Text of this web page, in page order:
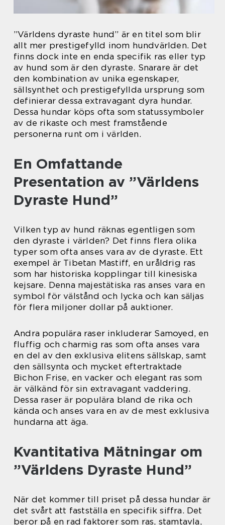
”Världens dyraste hund” är en titel som blir
allt mer prestigefylld inom hundvärlden. Det
finns dock inte en enda specifik ras eller typ
av hund som är den dyraste. Snarare är det
den kombination av unika egenskaper,
sällsynthet och prestigefyllda ursprung som
definierar dessa extravagant dyra hundar.
Dessa hundar köps ofta som statussymboler
av de rikaste och mest framstående
personerna runt om i världen.
En Omfattande
Presentation av ”Världens
Dyraste Hund”
Vilken typ av hund räknas egentligen som
den dyraste i världen? Det finns flera olika
typer som ofta anses vara av de dyraste. Ett
exempel är Tibetan Mastiff, en uråldrig ras
som har historiska kopplingar till kinesiska
kejsare. Denna majestätiska ras anses vara en
symbol för välstånd och lycka och kan säljas
för flera miljoner dollar på auktioner.
Andra populära raser inkluderar Samoyed, en
fluffig och charmig ras som ofta anses vara
en del av den exklusiva elitens sällskap, samt
den sällsynta och mycket eftertraktade
Bichon Frise, en vacker och elegant ras som
är välkänd för sin extravagant vaddering.
Dessa raser är populära bland de rika och
kända och anses vara en av de mest exklusiva
hundarna att äga.
Kvantitativa Mätningar om
”Världens Dyraste Hund”
När det kommer till priset på dessa hundar är
det svårt att fastställa en specifik siffra. Det
beror på en rad faktorer som ras, stamtavla,